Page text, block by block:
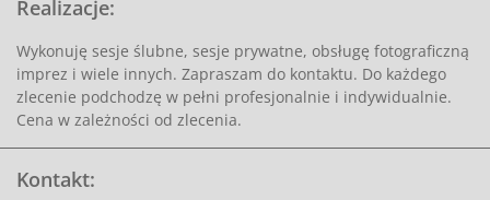
Realizacje:
Wykonuję sesje ślubne, sesje prywatne, obsługę fotograficzną
imprez i wiele innych. Zapraszam do kontaktu. Do każdego
zlecenie podchodzę w pełni profesjonalnie i indywidualnie.
Cena w zależności od zlecenia.
Kontakt: